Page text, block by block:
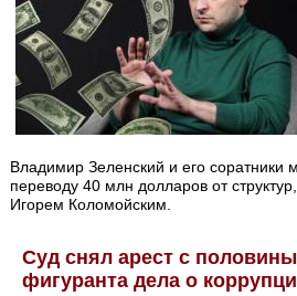
Владимир Зеленский и его соратники
переводу 40 млн долларов от
Игорем Коломойским.
Суд снял арест с
фигуранта дела о